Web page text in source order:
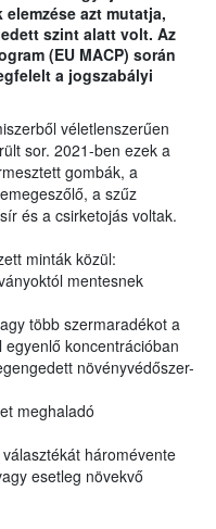
azt mutatja,
szint alatt volt. Az
(EU MACP) során
a jogszabályi
véletlenszerűen
sor. 2021-ben ezek a
gombák, a
a szűz
és a csirketojás voltak.
minták közül:
mentesnek
több szermaradékot a
koncentrációban
növényvédőszer-
meghaladó
háromévente
esetleg növekvő